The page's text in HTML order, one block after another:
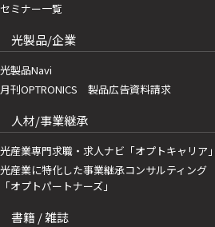
セミナー一覧
光製品/企業
光製品Navi
月刊OPTRONICS 製品広告資料請求
人材/事業継承
光産業専門求職・求人ナビ「オプトキャリア」
光産業に特化した事業継承コンサルティング
「オプトパートナーズ」
書籍 / 雑誌